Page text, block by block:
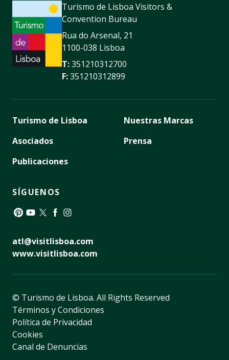
Turismo de Lisboa Visitors &
Convention Bureau
Rua do Arsenal, 21
1100-038 Lisboa
T:351210312700
F:351210312899
Turismo de Lisboa
Asociados
Publicaciones
Nuestras Marcas
Prensa
SÍGUENOS
atl@visitlisboa.com
www.visitlisboa.com
© Turismo de Lisboa. All Rights Reserved
Términos y Condiciones
Política de Privacidad
Cookies
Canal de Denuncias